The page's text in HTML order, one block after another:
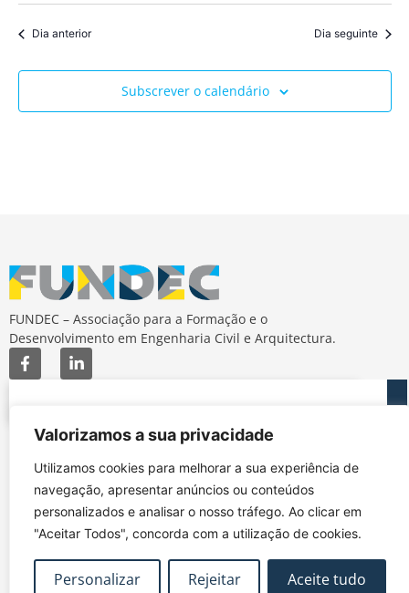
Valorizamos a sua privacidade
Utilizamos cookies para melhorar a sua experiência de
navegação, apresentar anúncios ou conteúdos
personalizados e analisar o nosso tráfego. Ao clicar em
"Aceitar Todos", concorda com a utilização de cookies.
Personalizar Rejeitar Aceite tudo
Dia anterior Dia seguinte
Subscrever o calendário
FUNDEC – Associação para a Formação e o
Desenvolvimento em Engenharia Civil e Arquitectura.
MAPA DO SITE
Subscrever Newsletter
Contactos
Google Maps
CONTACTOS
fundec@tecnico.ulisboa.pt
FUNDEC - IST - DECivil
Av. Rovisco Pais, 1049-
Política de Privacidade Contacte-nos
Livro de